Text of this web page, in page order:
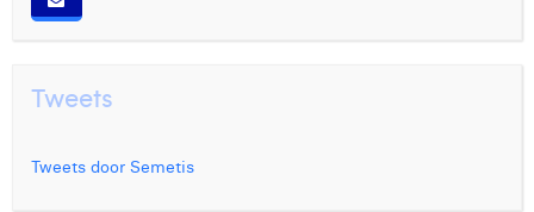
Tweets
Tweets door Semetis